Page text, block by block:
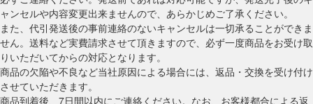
ャンセルや内容変更出来ませんので、あらかじめご了承ください。
また、代引発送後の事前連絡のないキャンセルは一切承ることができま
せん。送料など実費請求させて頂きますので、必ず一度商品をお受け取
りいただいてからの対応となります。
商品の欠陥や不良など当社原因による場合には、返品・交換を受け付け
させていただきます。
商品到着後、7日間以内にご連絡ください。なお、お客様都合による返